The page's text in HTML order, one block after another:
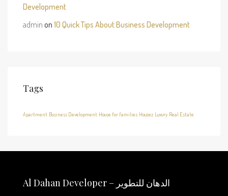
Development
admin on 10 Quick Tips About Business Development
Tags
Apartment Business Development House for families Houzez Luxury Real Estate
Al Dahan Developer – الدهان للتطوير